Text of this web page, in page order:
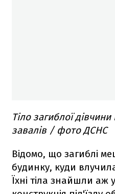
Тіло загиблої
завалів / фото ДСНС
Відомо, що загиблі
будинку, куди
Їхні тіла знайшли аж